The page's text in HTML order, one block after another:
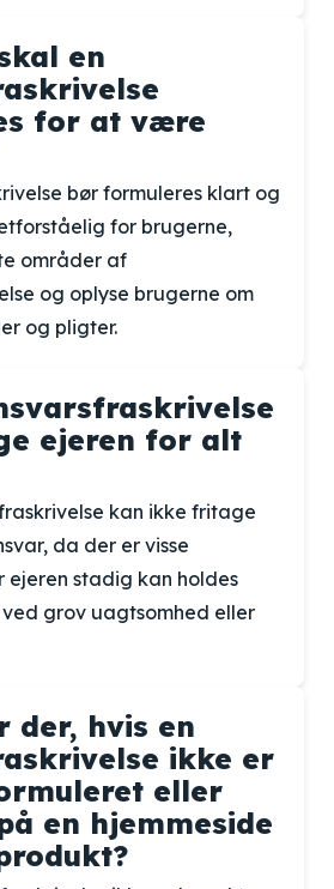
en
for at være
bør formuleres klart og
for brugerne,
områder af
og oplyse brugerne om
og pligter.
ejeren for alt
kan ikke fritage
da der er visse
ejeren stadig kan holdes
ved grov uagtsomhed eller
der, hvis en
ikke er
eller
en hjemmeside